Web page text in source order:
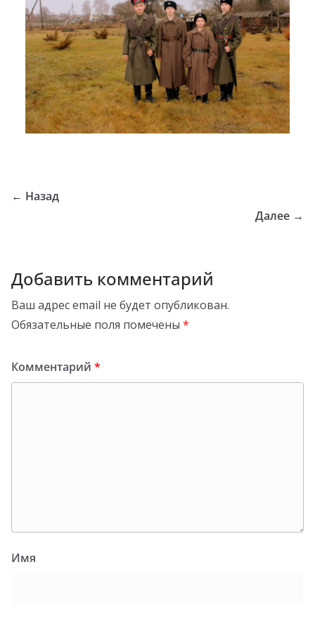
← Назад
Далее →
Добавить комментарий
Ваш адрес email не будет опубликован.
Обязательные поля помечены *
Комментарий *
Имя